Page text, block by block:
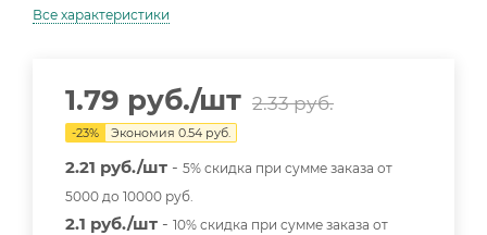
Все характеристики
1.79 руб./шт 2.33руб.
-23% Экономия 0.54 руб.
2.21 руб./шт - 5% скидка при сумме заказа от
5000 до 10000 руб.
2.1 руб./шт - 10% скидка при сумме заказа от